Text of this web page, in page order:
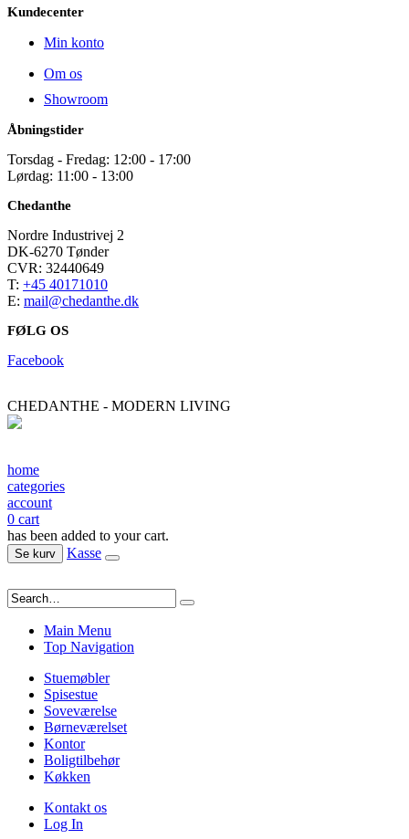
Kundecenter
Min konto
Om os
Showroom
Åbningstider
Torsdag - Fredag: 12:00 - 17:00
Lørdag: 11:00 - 13:00
Chedanthe
Nordre Industrivej 2
DK-6270 Tønder
CVR: 32440649
T: +45 40171010
E: mail@chedanthe.dk
FØLG OS
Facebook
CHEDANTHE - MODERN LIVING
home
categories
account
0 cart
has been added to your cart.
Se kurv Kasse
Main Menu
Top Navigation
Stuemøbler
Spisestue
Soveværelse
Børneværelset
Kontor
Boligtilbehør
Køkken
Kontakt os
Log In